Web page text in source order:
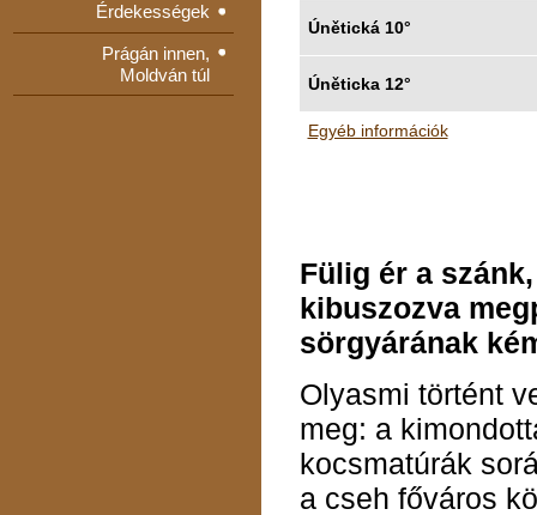
Érdekességek
Prágán innen,
Moldván túl
Egyéb információk
Únětická 10°
Úněticka 12°
Fülig ér a
kibuszozva
sörgyárának
Olyasmi történt
meg: a
kocsmatúrák
a cseh főváros